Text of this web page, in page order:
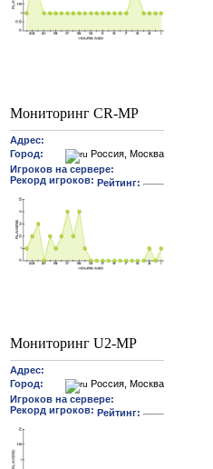
Мониторинг CR-MP
Мониторинг U2-MP